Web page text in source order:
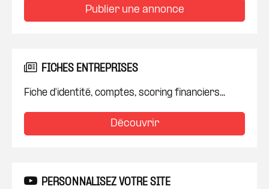
Publier une annonce
FICHES ENTREPRISES
Fiche d'identité, comptes, scoring financiers...
Découvrir
PERSONNALISEZ VOTRE SITE